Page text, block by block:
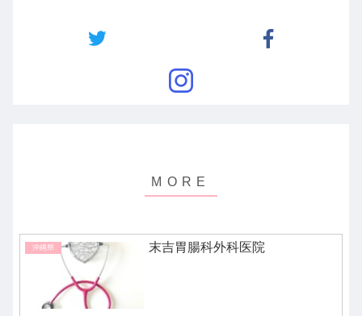
沖縄県 末吉胃腸科外科医院